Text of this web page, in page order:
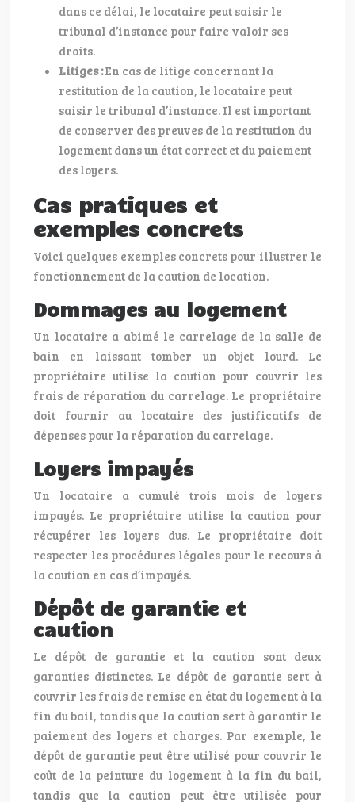
dans ce délai, le locataire peut saisir le
tribunal d’instance pour faire valoir ses
droits.
Litiges :En cas de litige concernant la
restitution de la caution, le locataire peut
saisir le tribunal d’instance. Il est important
de conserver des preuves de la restitution du
logement dans un état correct et du paiement
des loyers.
Cas pratiques et
exemples concrets
Voici quelques exemples concrets pour illustrer le
fonctionnement de la caution de location.
Dommages au logement
Un locataire a abimé le carrelage de la salle de
bain en laissant tomber un objet lourd. Le
propriétaire utilise la caution pour couvrir les
frais de réparation du carrelage. Le propriétaire
doit fournir au locataire des justificatifs de
dépenses pour la réparation du carrelage.
Loyers impayés
Un locataire a cumulé trois mois de loyers
impayés. Le propriétaire utilise la caution pour
récupérer les loyers dus. Le propriétaire doit
respecter les procédures légales pour le recours à
la caution en cas d’impayés.
Dépôt de garantie et
caution
Le dépôt de garantie et la caution sont deux
garanties distinctes. Le dépôt de garantie sert à
couvrir les frais de remise en état du logement à la
fin du bail, tandis que la caution sert à garantir le
paiement des loyers et charges. Par exemple, le
dépôt de garantie peut être utilisé pour couvrir le
coût de la peinture du logement à la fin du bail,
tandis que la caution peut être utilisée pour